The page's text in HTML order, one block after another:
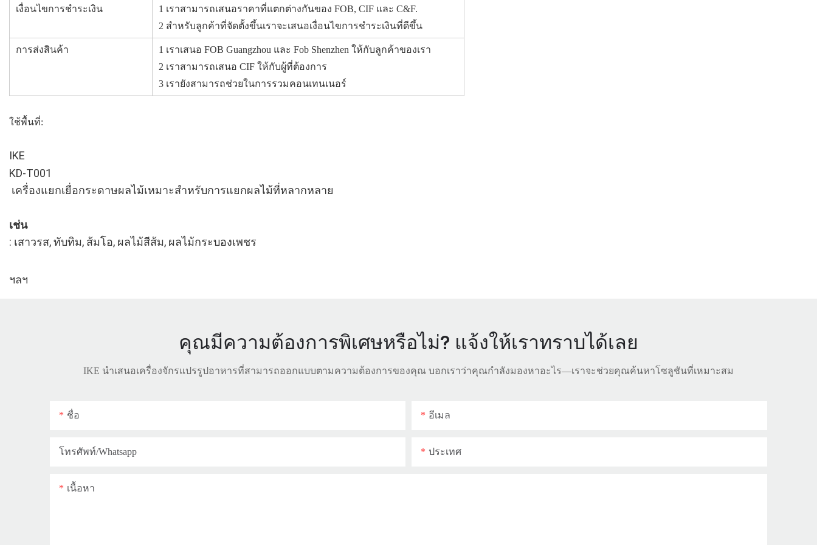
เงื่อนไขการชำระเงิน
1 เราสามารถเสนอราคาที่แตกต่างกันของ FOB, CIF และ C&F.
2 สำหรับลูกค้าที่จัดตั้งขึ้นเราจะเสนอเงื่อนไขการชำระเงินที่ดีขึ้น
การส่งสินค้า
1 เราเสนอ FOB Guangzhou และ Fob Shenzhen ให้กับลูกค้าของเรา
2 เราสามารถเสนอ CIF ให้กับผู้ที่ต้องการ
3 เรายังสามารถช่วยในการรวมคอนเทนเนอร์
ใช้พื้นที่:
คุณมีความต้องการพิเศษหรือไม่? แจ้งให้เราทราบได้เลย
IKE นำเสนอเครื่องจักรแปรรูปอาหารที่สามารถออกแบบตามความต้องการของคุณ บอกเราว่าคุณกำลังมองหาอะไร—เราจะช่วยคุณค้นหาโซลูชันที่เหมาะสม
ชื่อ อีเมล
โทรศัพท์/whatsapp ประเทศ
เนื้อหา